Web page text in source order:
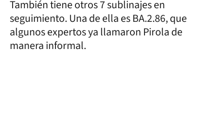
También tiene otros 7 sublinajes en
seguimiento. Una de ella es BA.2.86, que
algunos expertos ya llamaron Pirola de
manera informal.